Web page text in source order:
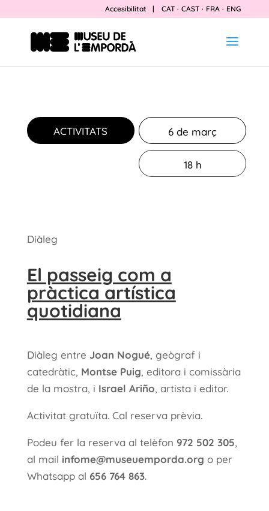
Accesibilitat | CAT · CAST · FRA · ENG
ACTIVITATS 6 de març
18 h
Diàleg
El passeig com a
pràctica artística
quotidiana
Diàleg entre Joan Nogué, geògraf i
catedràtic, Montse Puig, editora i comissària
de la mostra, i Israel Ariño, artista i editor.
Activitat gratuïta. Cal reserva prèvia.
Podeu fer la reserva al telèfon 972 502 305,
al mail infome@museuemporda.org o per
Whatsapp al 656 764 863.